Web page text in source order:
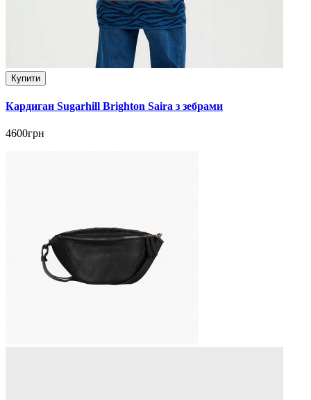
Купити
Кардиган Sugarhill Brighton Saira з зебрами
4600грн